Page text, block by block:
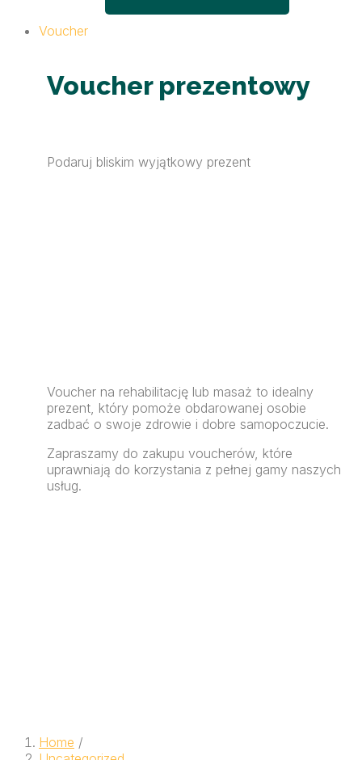
Voucher
Voucher prezentowy
Podaruj bliskim wyjątkowy prezent
Voucher na rehabilitację lub masaż to idealny
prezent, który pomoże obdarowanej osobie
zadbać o swoje zdrowie i dobre samopoczucie.
Zapraszamy do zakupu voucherów, które
uprawniają do korzystania z pełnej gamy naszych
usług.
Home /